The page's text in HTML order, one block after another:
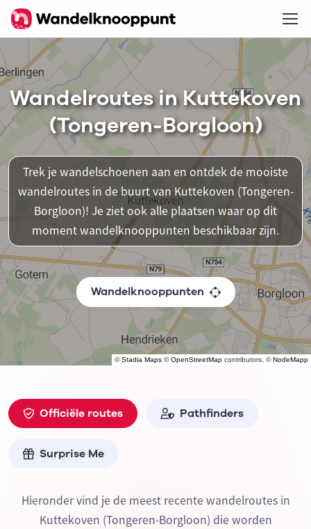
©Stadia Maps ©OpenStreetMap contributors, ©NodeMapp
Wandelroutes in Kuttekoven
(Tongeren-Borgloon)
Trek je wandelschoenen aan en ontdek de mooiste
wandelroutes in de buurt van Kuttekoven (Tongeren-
Borgloon)! Je ziet ook alle plaatsen waar op dit
moment wandelknooppunten beschikbaar zijn.
Wandelknooppunten
Officiële routes Pathfinders
Surprise Me
Hieronder vind je de meest recente wandelroutes in
Kuttekoven (Tongeren-Borgloon) die worden